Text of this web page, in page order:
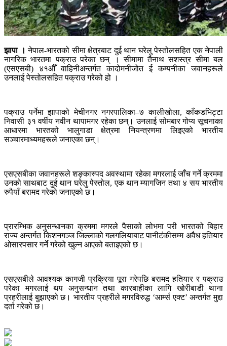
झापा । नेपाल-भारतको सीमा क्षेत्रबाट दुई थान घरेलु पेस्तोलसहित एक नेपाली
नागरिक भारतमा पक्राउ परेका छन् । सीमामा तैनाथ सशस्त्र सीमा बल
(एसएसबी) ४१औँ वाहिनीअन्तर्गत कादोमनीजोत ई कम्पनीका जवानहरूले
उनलाई पेस्तोलसहित पक्राउ गरेको हो ।
पक्राउ पर्नेमा झापाको मेचीनगर नगरपालिका–७ कालीखोला, काँकडभिट्टा
निवासी ३१ वर्षीय नवीन थापामगर रहेका छन्। उनलाई सोमबार गोप्य सूचनाका
आधारमा भारतको भालुगाडा क्षेत्रमा नियन्त्रणमा लिइएको भारतीय
सञ्चारमाध्यमहरूले जनाएका छन्।
एसएसबीका जवानहरूले शङ्कास्पद अवस्थामा रहेका मगरलाई जाँच गर्ने क्रममा
उनको साथबाट दुई थान घरेलु पेस्तोल, एक थान म्यागजिन तथा ४ सय भारतीय
रुपैयाँ बरामद गरेको जनाएको छ।
प्रारम्भिक अनुसन्धानका क्रममा मगरले पैसाको लोभमा परी भारतको बिहार
राज्य अन्तर्गत किशनगञ्ज जिल्लाको गलगलियाबाट पानीटंकीसम्म अवैध हतियार
ओसारपसार गर्ने गरेको खुल्न आएको बताइएको छ।
एसएसबीले आवश्यक कागजी प्रक्रिया पूरा गरेपछि बरामद हतियार र पक्राउ
परेका मगरलाई थप अनुसन्धान तथा कारबाहीका लागि खोरीबाडी थाना
प्रहरीलाई बुझाएको छ। भारतीय प्रहरीले मगरविरुद्ध ‘आर्म्स एक्ट’ अन्तर्गत मुद्दा
दर्ता गरेको छ।